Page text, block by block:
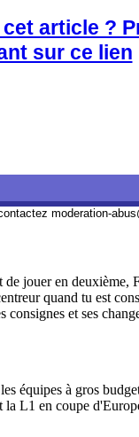
article ?
sur ce lien
moderation-